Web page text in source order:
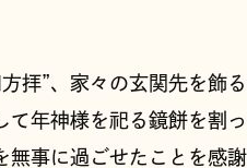
拝”、家々の玄関先を飾
て年神様を祀る鏡餅を割
無事に過ごせたことを感